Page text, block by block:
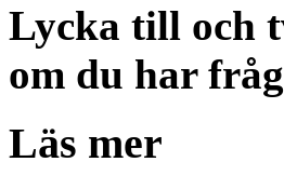
Lycka till och
om du har
Läs mer